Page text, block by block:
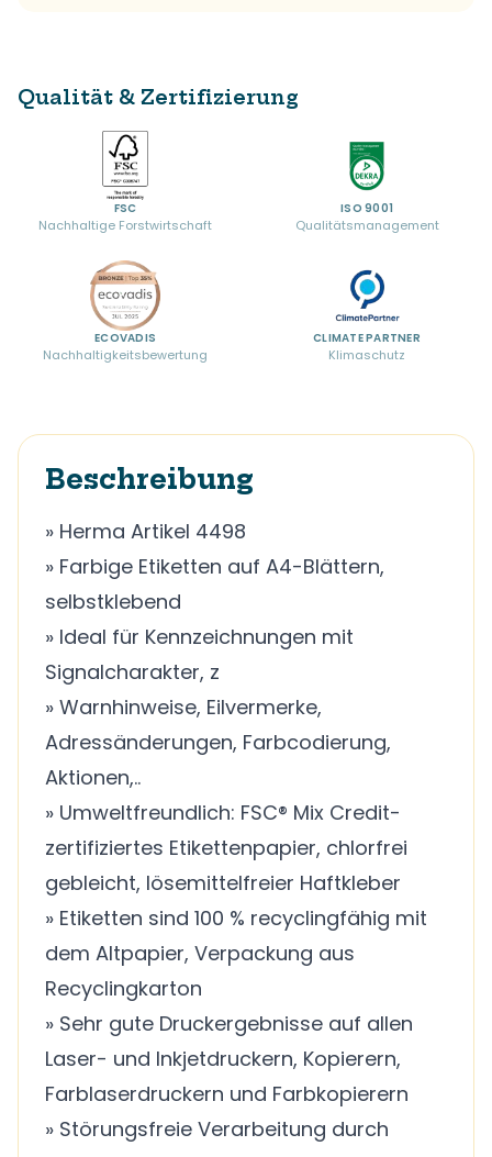
Qualität & Zertifizierung
FSC
Nachhaltige Forstwirtschaft
ISO 9001
Qualitätsmanagement
ECOVADIS
Nachhaltigkeitsbewertung
CLIMATE PARTNER
Klimaschutz
Beschreibung
» Herma Artikel 4498
» Farbige Etiketten auf A4-Blättern,
selbstklebend
» Ideal für Kennzeichnungen mit
Signalcharakter, z
» Warnhinweise, Eilvermerke,
Adressänderungen, Farbcodierung,
Aktionen,..
» Umweltfreundlich: FSC® Mix Credit-
zertifiziertes Etikettenpapier, chlorfrei
gebleicht, lösemittelfreier Haftkleber
» Etiketten sind 100 % recyclingfähig mit
dem Altpapier, Verpackung aus
Recyclingkarton
» Sehr gute Druckergebnisse auf allen
Laser- und Inkjetdruckern, Kopierern,
Farblaserdruckern und Farbkopierern
» Störungsfreie Verarbeitung durch